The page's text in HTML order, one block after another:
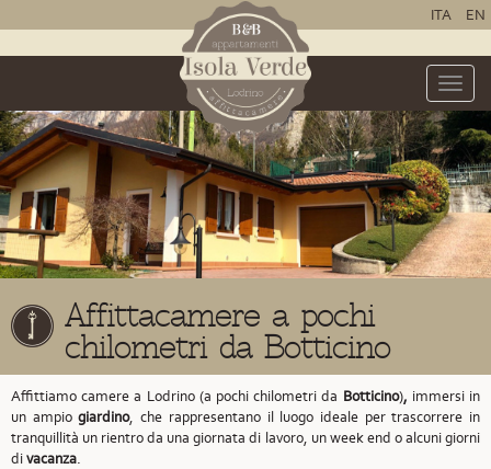
ITA EN
Toggle
Affittacamere a pochi
chilometri da Botticino
Affittiamo camere a Lodrino (a pochi chilometri da Botticino), immersi in
un ampiogiardino, che rappresentano il luogo ideale per trascorrere in
tranquillità un rientro da una giornata di lavoro, un week end o alcuni giorni
divacanza.